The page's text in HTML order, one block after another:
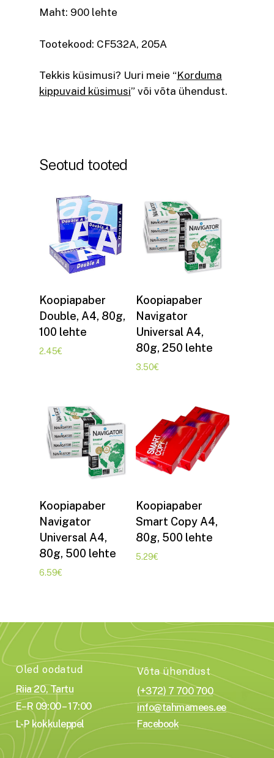
Maht: 900 lehte
Tootekood: CF532A, 205A
Tekkis küsimusi? Uuri meie “Korduma
kippuvaid küsimusi” või võta ühendust.
Seotud tooted
Lisa korvi
Koopiapaber
Double, A4, 80g,
100 lehte
2.45€
Lisa korvi
Koopiapaber
Navigator
Universal A4,
80g, 250 lehte
3.50€
Lisa korvi
Koopiapaber
Navigator
Universal A4,
80g, 500 lehte
6.59€
Lisa korvi
Koopiapaber
Smart Copy A4,
80g, 500 lehte
5.29€
Oled oodatud
Riia 20, Tartu
E–R 09:00 – 17:00
L-P kokkuleppel
Võta ühendust
(+372) 7 700 700
info@tahmamees.ee
Facebook